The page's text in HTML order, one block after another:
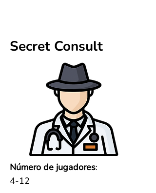
Secret Consult
Número de jugadores:
4-12